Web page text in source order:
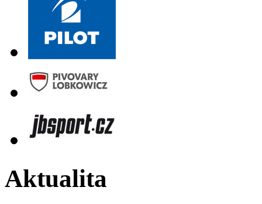
Aktualita